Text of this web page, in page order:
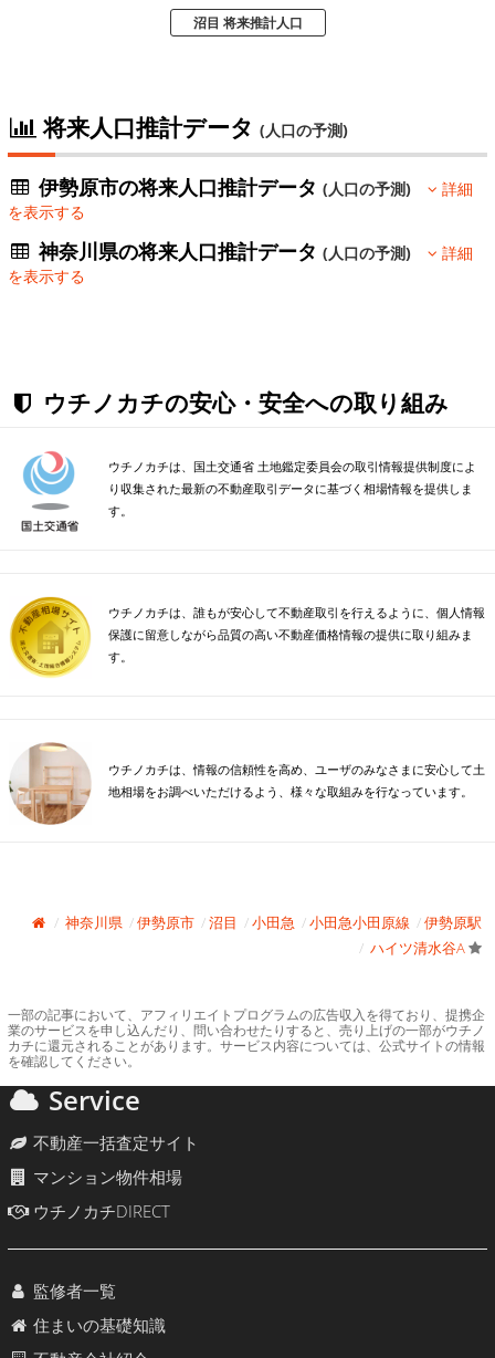
沼目 将来推計人口
将来人口推計データ (人口の予測)
伊勢原市の将来人口推計データ(人口の予測)
詳細
を表示する
神奈川県の将来人口推計データ(人口の予測)
詳細
を表示する
ウチノカチの安心・安全への取り組み
ウチノカチは、国土交通省 土地鑑定委員会の取引情報提供制度によ
り収集された最新の不動産取引データに基づく相場情報を提供しま
す。
ウチノカチは、誰もが安心して不動産取引を行えるように、個人情報
保護に留意しながら品質の高い不動産価格情報の提供に取り組みま
す。
ウチノカチは、情報の信頼性を高め、ユーザのみなさまに安心して土
地相場をお調べいただけるよう、様々な取組みを行なっています。
神奈川県 伊勢原市 沼目 小田急 小田急小田原線
伊勢原駅
ハイツ清水谷A
一部の記事において、アフィリエイトプログラムの広告収入を得ており、提携企
業のサービスを申し込んだり、問い合わせたりすると、売り上げの一部がウチノ
カチに還元されることがあります。サービス内容については、公式サイトの情報
を確認してください。
Service
不動産一括査定サイト
マンション物件相場
ウチノカチDIRECT
監修者一覧
住まいの基礎知識